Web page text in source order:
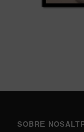
SOBRE